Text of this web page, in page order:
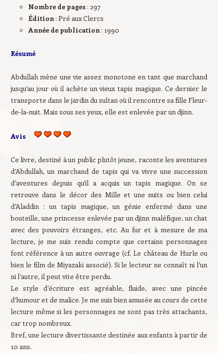
Nombre de pages: 297
Édition: Pré aux Clercs
Année de publication: 1990
Résumé
Abdullah mène une vie assez monotone en tant que marchand
jusqu’au jour où il achète un vieux tapis magique. Ce dernier le
transporte dans le jardin du sultan où il rencontre sa fille Fleur-
de-la-nuit. Mais sous ses yeux, elle est enlevée par un djinn.
Avis
Ce livre, destiné à un public plutôt jeune, raconte les aventures
d’Abdullah, un marchand de tapis qui va vivre une succession
d’aventures depuis qu’il a acquis un tapis magique. On se
retrouve dans le décor des Mille et une nuits ou bien celui
d’Aladdin : un tapis magique, un génie enfermé dans une
bouteille, une princesse enlevée par un djinn maléfique, un chat
avec des pouvoirs étranges, etc. Au fur et à mesure de ma
lecture, je me suis rendu compte que certains personnages
font référence à un autre ouvrage (cf. Le château de Hurle ou
bien le film de Miyazaki associé). Si le lecteur ne connaît ni l’un
ni l’autre, il peut vite être perdu.
Le style d’écriture est agréable, fluide, avec une pincée
d’humour et de malice. Je me suis bien amusée au cours de cette
lecture même si les personnages ne sont pas très attachants,
car trop nombreux.
Bref, une lecture divertissante destinée aux enfants à partir de
10 ans.